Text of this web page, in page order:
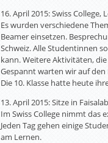
16. April 2015: Swiss
Es wurden verschiedene
Beamer einsetzen.
Schweiz. Alle Studentinnen
kann. Weitere Aktivitäten,
Gespannt warten wir auf
Die 10. Klasse hatte heute
13. April 2015: Sitze in
Im Swiss College nimmt das
Jeden Tag gehen einige
am Lernen.